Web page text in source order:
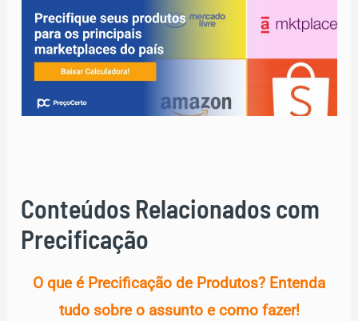
Conteúdos Relacionados com
Precificação
O que é Precificação de Produtos? Entenda
tudo sobre o assunto e como fazer!